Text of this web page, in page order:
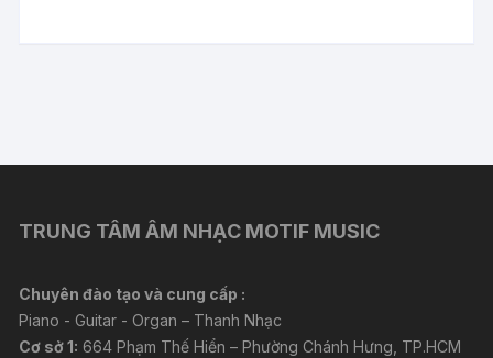
TRUNG TÂM ÂM NHẠC MOTIF MUSIC
Chuyên đào tạo và cung cấp :
Piano - Guitar - Organ – Thanh Nhạc
Cơ sở 1: 664 Phạm Thế Hiển – Phường Chánh Hưng, TP.HCM